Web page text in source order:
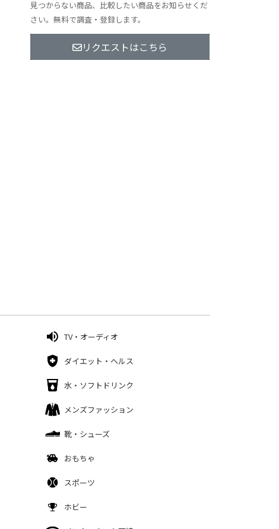
見つからない商品、比較したい商品をお知らせくだ
さい。無料で調査・登録します。
リクエストはこちら
TV・オーディオ
ダイエット・ヘルス
水・ソフトドリンク
メンズファッション
靴・シューズ
おもちゃ
スポーツ
ホビー